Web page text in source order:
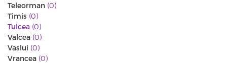
Teleorman (0)
Timis (0)
Tulcea (0)
Valcea (0)
Vaslui (0)
Vrancea (0)